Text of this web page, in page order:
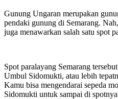
Gunung Ungaran merupakan
pendaki gunung di Semarang.
juga menawarkan salah satu spot
Spot paralayang Semarang
Umbul Sidomukti, atau lebih
Kamu bisa mengendarai sepeda
Sidomukti untuk sampai di